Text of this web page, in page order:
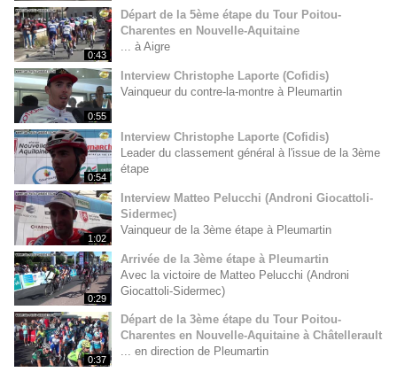
0:43
Départ de la 5ème étape du Tour Poitou-
Charentes en Nouvelle-Aquitaine
... à Aigre
0:55
Interview Christophe Laporte (Cofidis)
Vainqueur du contre-la-montre à Pleumartin
0:54
Interview Christophe Laporte (Cofidis)
Leader du classement général à l'issue de la 3ème
étape
1:02
Interview Matteo Pelucchi (Androni Giocattoli-
Sidermec)
Vainqueur de la 3ème étape à Pleumartin
0:29
Arrivée de la 3ème étape à Pleumartin
Avec la victoire de Matteo Pelucchi (Androni
Giocattoli-Sidermec)
0:37
Départ de la 3ème étape du Tour Poitou-
Charentes en Nouvelle-Aquitaine à Châtellerault
... en direction de Pleumartin